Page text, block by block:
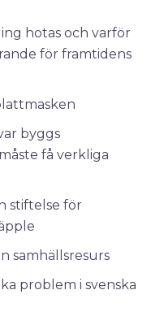
hotas och varför
för framtidens
byggs
få verkliga
stiftelse för
samhällsresurs
problem i svenska